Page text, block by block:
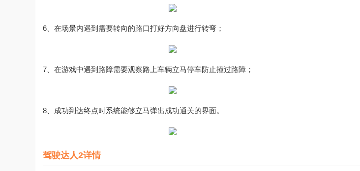
6、在场景内遇到需要转向的路口打好方向盘进行转弯；
7、在游戏中遇到路障需要观察路上车辆立马停车防止撞过路障；
8、成功到达终点时系统能够立马弹出成功通关的界面。
驾驶达人2详情